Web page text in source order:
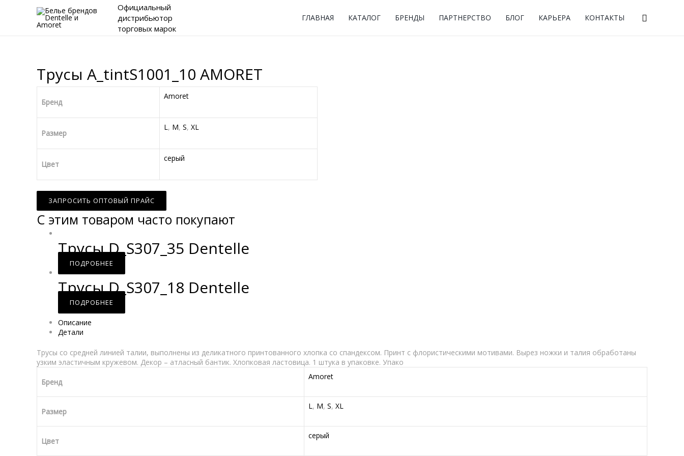
Официальный
дистрибьютор
торговых марок
ГЛАВНАЯ КАТАЛОГ БРЕНДЫ ПАРТНЕРСТВО БЛОГ КАРЬЕРА КОНТАКТЫ Поиск
Трусы A_tintS1001_10 AMORET
Бренд
Amoret
Размер
L, M, S, XL
Цвет
серый
ЗАПРОСИТЬ ОПТОВЫЙ ПРАЙС
С этим товаром часто покупают
Трусы D_S307_35 Dentelle
ПОДРОБНЕЕ
Трусы D_S307_18 Dentelle
ПОДРОБНЕЕ
Описание
Детали
Трусы со средней линией талии, выполнены из деликатного принтованного хлопка со спандексом. Принт с флористическими мотивами. Вырез ножки и талия обработаны
узким эластичным кружевом. Декор – атласный бантик. Хлопковая ластовица. 1 штука в упаковке. Упако
Бренд
Amoret
Размер
L, M, S, XL
Цвет
серый